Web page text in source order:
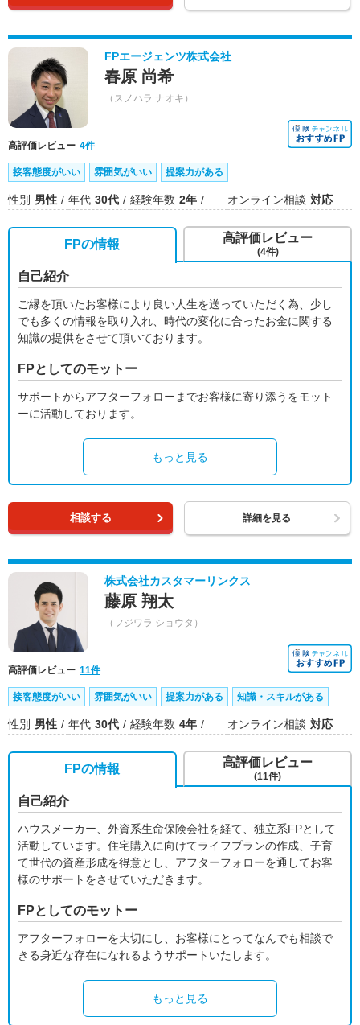
FPエージェンツ株式会社
春原 尚希
（スノハラ ナオキ）
高評価レビュー 4件
接客態度がいい 雰囲気がいい 提案力がある
性別 男性 年代 30代 経験年数 2年 オンライン相談 対応
FPの情報
自己紹介
ご縁を頂いたお客様により良い人生を送っていただく為、少し
でも多くの情報を取り入れ、時代の変化に合ったお金に関する
知識の提供をさせて頂いております。
FPとしてのモットー
サポートからアフターフォローまでお客様に寄り添うをモット
ーに活動しております。
もっと見る
高評価レビュー
(4件)
相談する 詳細を見る
株式会社カスタマーリンクス
藤原 翔太
（フジワラ ショウタ）
高評価レビュー 11件
接客態度がいい 雰囲気がいい 提案力がある 知識・スキルがある
性別 男性 年代 30代 経験年数 4年 オンライン相談 対応
FPの情報
自己紹介
ハウスメーカー、外資系生命保険会社を経て、独立系FPとして
活動しています。住宅購入に向けてライフプランの作成、子育
て世代の資産形成を得意とし、アフターフォローを通してお客
様のサポートをさせていただきます。
FPとしてのモットー
アフターフォローを大切にし、お客様にとってなんでも相談で
きる身近な存在になれるようサポートいたします。
もっと見る
高評価レビュー
(11件)